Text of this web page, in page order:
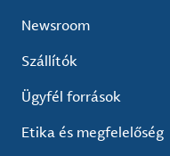
Newsroom
Szállítók
Ügyfél források
Etika és megfelelőség